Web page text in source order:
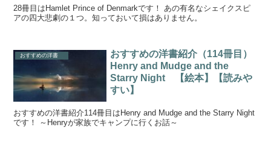
28冊目はHamlet Prince of Denmarkです！ あの有名なシェイクスピ
アの四大悲劇の１つ。知っておいて損はありません。
おすすめの洋書
おすすめの洋書紹介（114冊目）
Henry and Mudge and the
Starry Night 【絵本】【読みや
すい】
おすすめの洋書紹介114冊目はHenry and Mudge and the Starry Night
です！ ～Henryが家族でキャンプに行くお話～